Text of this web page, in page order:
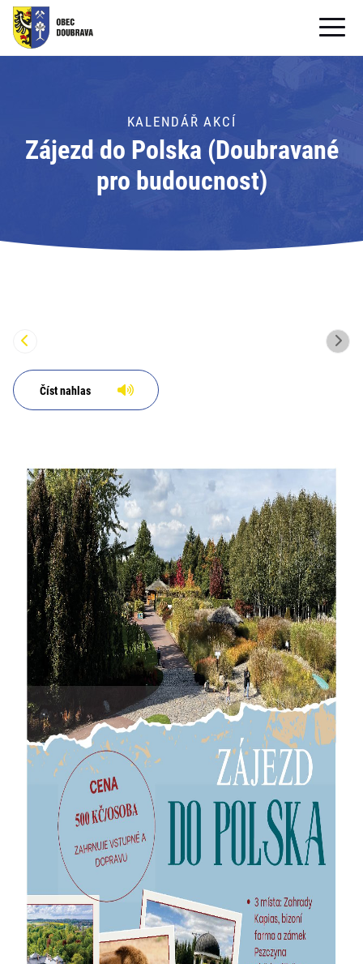
OBECNÍ ÚŘAD
PRO OBČANY
Formuláře ke stažení
PRO TURISTY
KALENDÁŘ AKCÍ
Zájezd do Polska (Doubravané
pro budoucnost)
Číst nahlas